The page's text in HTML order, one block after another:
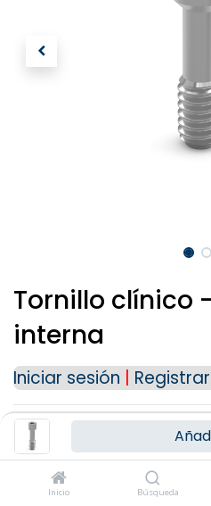
Inicio Búsqueda
Tornillo clínico
interna
Iniciar sesión
PLATAFORMA
Nuestra tienda online
En este momento no
través del
Para cualquier
adicional, puedes
nosotros a través de
Gracias